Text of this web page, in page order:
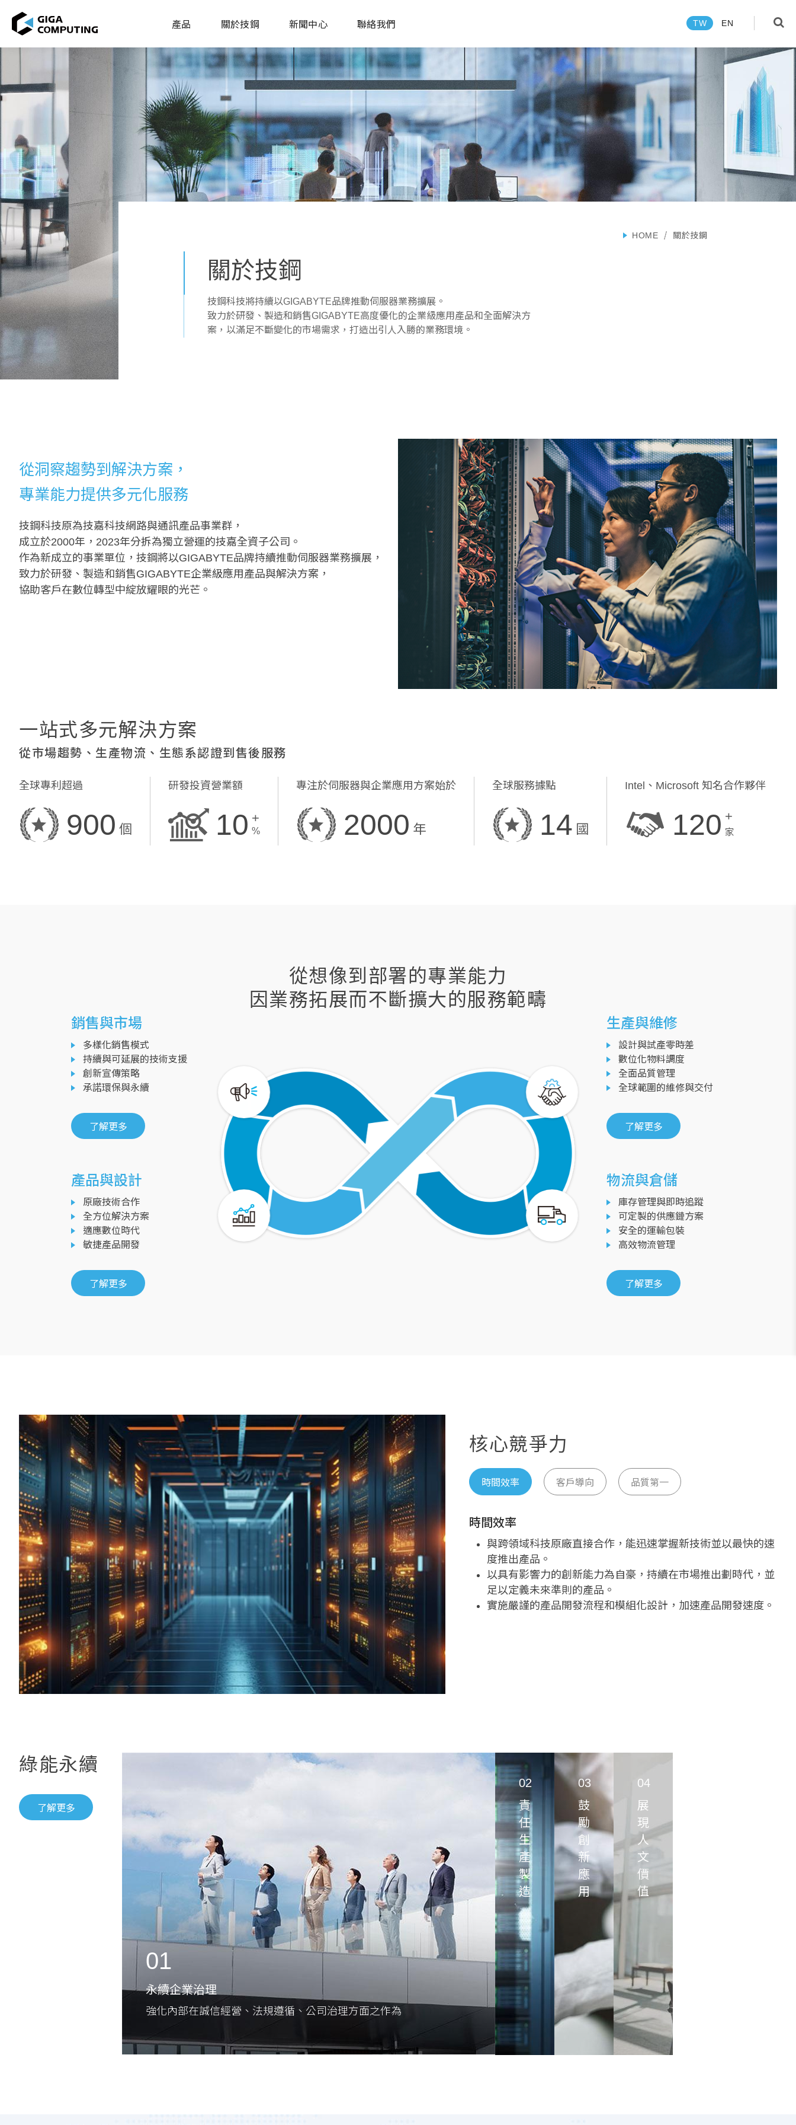
產品 關於技鋼 新聞中心 聯絡我們 TW EN
HOME 關於技鋼
關於技鋼
技鋼科技將持續以GIGABYTE品牌推動伺服器業務擴展。
致力於研發、製造和銷售GIGABYTE高度優化的企業級應用產品和全面解決方
案，以滿足不斷變化的市場需求，打造出引人入勝的業務環境。
從洞察趨勢到解決方案，
專業能力提供多元化服務
技鋼科技原為技嘉科技網路與通訊產品事業群，
成立於2000年，2023年分拆為獨立營運的技嘉全資子公司。
作為新成立的事業單位，技鋼將以GIGABYTE品牌持續推動伺服器業務擴展，
致力於研發、製造和銷售GIGABYTE企業級應用產品與解決方案，
協助客戶在數位轉型中綻放耀眼的光芒。
一站式多元解決方案
從市場趨勢、生產物流、生態系認證到售後服務
全球專利超過
900 個
研發投資營業額
10 +
%
專注於伺服器與企業應用方案始於
2000 年
全球服務據點
14 國
Intel、Microsoft 知名合作夥伴
120 +
家
從想像到部署的專業能力
因業務拓展而不斷擴大的服務範疇
銷售與市場
多樣化銷售模式
持續與可延展的技術支援
創新宣傳策略
承諾環保與永續
了解更多
生產與維修
設計與試產零時差
數位化物料調度
全面品質管理
全球範圍的維修與交付
了解更多
產品與設計
原廠技術合作
全方位解決方案
適應數位時代
敏捷產品開發
了解更多
物流與倉儲
庫存管理與即時追蹤
可定製的供應鏈方案
安全的運輸包裝
高效物流管理
了解更多
核心競爭力
時間效率 客戶導向 品質第一
時間效率
與跨領域科技原廠直接合作，能迅速掌握新技術並以最快的速
度推出產品。
以具有影響力的創新能力為自豪，持續在市場推出劃時代，並
足以定義未來準則的產品。
實施嚴謹的產品開發流程和模組化設計，加速產品開發速度。
客戶導向
深入研究市場趨勢，自主產品開發實現市場對IT產品的想像。
提供全方位的產品組合，涵蓋雲端到終端，計算機到機房架
構，為客戶提供最適合的IT解決方案。
總部位於台灣，並在13個國家設有業務據點，提供遍布全球的
在地服務。
品質第一
實施全面品質管理，從設計到生產，以科學統計改善品質。
設置產品效能實驗室，不僅關注硬體穩定性，唯有軟硬體整合
最佳化才能提供客戶1 + 1 > 2的回報。
設立嚴謹的反修標準並以此為目標，達成3年產品累計反修率
低於2%，遠優於業界標準。
綠能永續
了解更多
01
永續企業治理
強化內部在誠信經營、法規遵循、公司治理方面之作為
02
責
任
生
產
製
造
03
鼓
勵
創
新
應
用
04
展
現
人
文
價
值
language
產品
關於技鋼